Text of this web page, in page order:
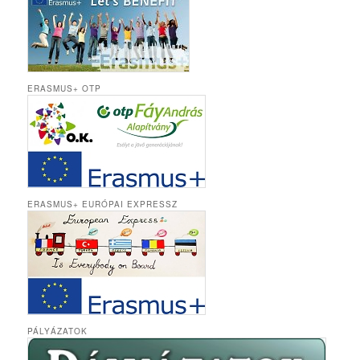
ERASMUS+ OTP
ERASMUS+ EURÓPAI EXPRESSZ
PÁLYÁZATOK